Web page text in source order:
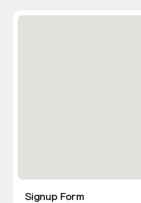
Signup Form